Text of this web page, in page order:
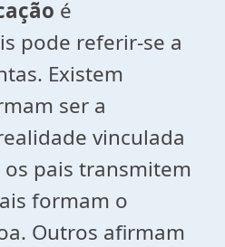
é
pode referir-se a
Existem
ser a
vinculada
pais transmitem
formam o
Outros afirmam